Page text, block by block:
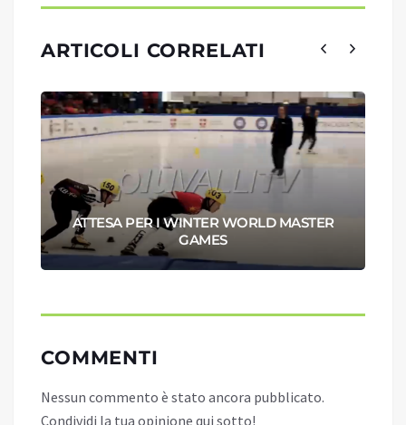
ARTICOLI CORRELATI
ATTESA PER I WINTER WORLD MASTER
GAMES
COMMENTI
Nessun commento è stato ancora pubblicato.
Condividi la tua opinione qui sotto!